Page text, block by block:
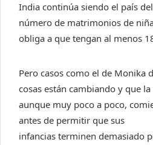
India continúa siendo el país
número de matrimonios de
obliga a que tengan al menos
Pero casos como el de Monika
cosas están cambiando y que
aunque muy poco a poco,
antes de permitir que sus
infancias terminen demasiado